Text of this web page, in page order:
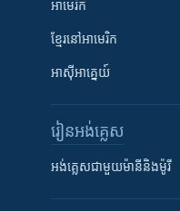
អាមេរិក
ខ្មែរ​នៅអាមេរិក
អាស៊ីអាគ្នេយ៍
រៀន​​អង់គ្លេស
អង់គ្លេស​ជាមួយ​ម៉ានី​និង​ម៉ូរី